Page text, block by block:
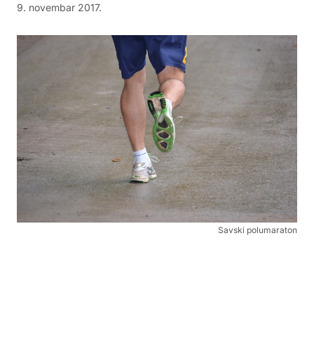
9. novembar 2017.
Savski polumaraton